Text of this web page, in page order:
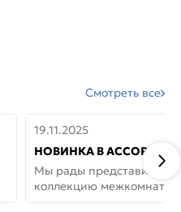
Смотреть все
19.11.2025
НОВИНКА В
ДВЕРИ GLOSSMAT —
НЕОКЛАССИКА И УЮТ
Мы рады представить
коллекцию
GlossMat